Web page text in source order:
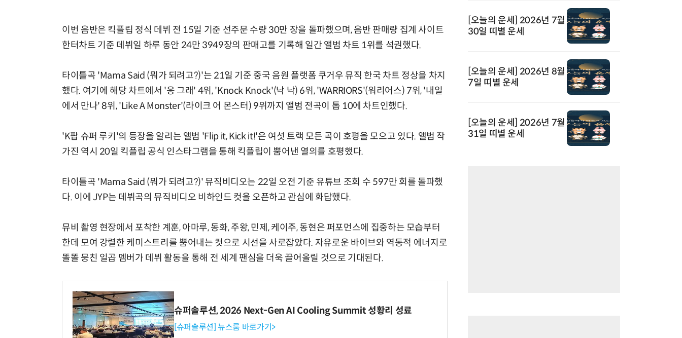
이번 음반은 킥플립 정식 데뷔 전 15일 기준 선주문 수량 30만 장을 돌파했으며, 음반 판매량 집계 사이트
한터차트 기준 데뷔일 하루 동안 24만 3949장의 판매고를 기록해 일간 앨범 차트 1위를 석권했다.
타이틀곡 'Mama Said (뭐가 되려고?)'는 21일 기준 중국 음원 플랫폼 쿠거우 뮤직 한국 차트 정상을 차지
했다. 여기에 해당 차트에서 '응 그래' 4위, 'Knock Knock'(낙 낙) 6위, 'WARRIORS'(워리어스) 7위, '내일
에서 만나' 8위, 'Like A Monster'(라이크 어 몬스터) 9위까지 앨범 전곡이 톱 10에 차트인했다.
'K팝 슈퍼 루키'의 등장을 알리는 앨범 'Flip it, Kick it!'은 여섯 트랙 모든 곡이 호평을 모으고 있다. 앨범 작
가진 역시 20일 킥플립 공식 인스타그램을 통해 킥플립이 뿜어낸 열의를 호평했다.
타이틀곡 'Mama Said (뭐가 되려고?)' 뮤직비디오는 22일 오전 기준 유튜브 조회 수 597만 회를 돌파했
다. 이에 JYP는 데뷔곡의 뮤직비디오 비하인드 컷을 오픈하고 관심에 화답했다.
뮤비 촬영 현장에서 포착한 계훈, 아마루, 동화, 주왕, 민제, 케이주, 동현은 퍼포먼스에 집중하는 모습부터
한데 모여 강렬한 케미스트리를 뿜어내는 컷으로 시선을 사로잡았다. 자유로운 바이브와 역동적 에너지로
똘똘 뭉친 일곱 멤버가 데뷔 활동을 통해 전 세계 팬심을 더욱 끌어올릴 것으로 기대된다.
슈퍼솔루션, 2026 Next-Gen AI Cooling Summit 성황리 성료
[슈퍼솔루션] 뉴스룸 바로가기>
[오늘의 운세] 2026년 7월
30일 띠별 운세
[오늘의 운세] 2026년 8월
7일 띠별 운세
[오늘의 운세] 2026년 7월
31일 띠별 운세